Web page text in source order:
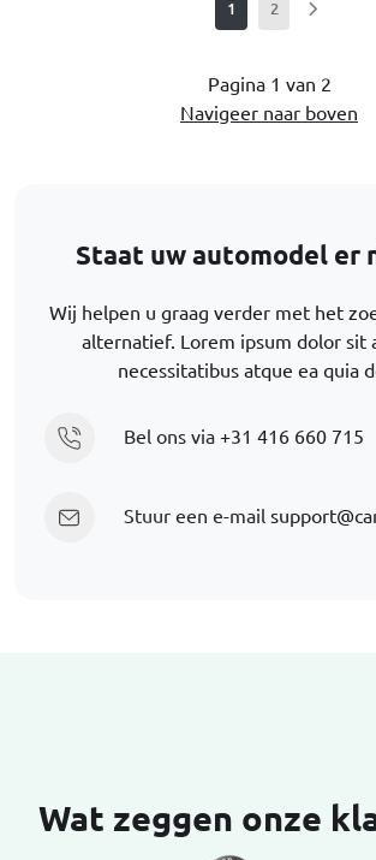
1 2
Pagina 1 van 2
Navigeer naar boven
Staat uw automodel er
Wij helpen u graag verder met het
alternatief. Lorem ipsum dolor sit
necessitatibus atque ea quia
Bel ons via +31 416 660 715
Stuur een e-mail
Wat zeggen onze